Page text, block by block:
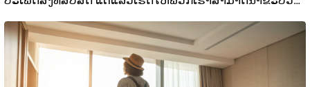
ສາມາດປັບປຸງສະຖານທີ່ໃນຊີວິດໃນລະບົບອາກາດໃນກ..